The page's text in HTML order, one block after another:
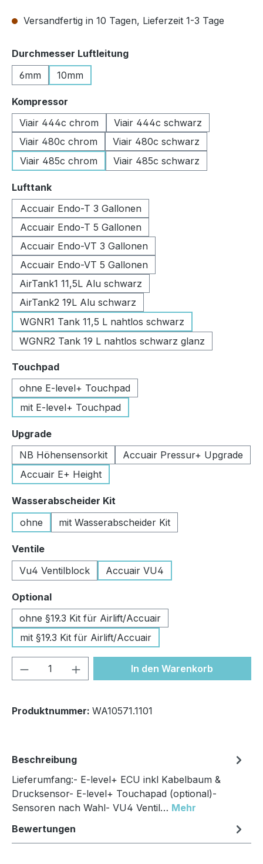
Versandfertig in 10 Tagen, Lieferzeit 1-3 Tage
Durchmesser Luftleitungauswählen
6mm
10mm
Kompressor
Viair 444c chrom
Viair 444c schwarz
Viair 480c chrom
Viair 480c schwarz
Viair 485c chrom
Viair 485c schwarz
Lufttankauswählen
Accuair Endo-T 3 Gallonen
Accuair Endo-T 5 Gallonen
Accuair Endo-VT 3 Gallonen
Accuair Endo-VT 5 Gallonen
AirTank1 11,5L Alu schwarz
AirTank2 19L Alu schwarz
WGNR1 Tank 11,5 L nahtlos schwarz
WGNR2 Tank 19 L nahtlos schwarz glanz
Touchpadauswählen
ohne E-level+ Touchpad
mit E-level+ Touchpad
Upgradeauswählen
NB Höhensensorkit
Accuair Pressur+ Upgrade
Accuair E+ Height
Wasserabscheider Kit
ohne
mit Wasserabscheider Kit
Ventileauswählen
Vu4 Ventilblock
Accuair VU4
Optionalauswählen
ohne §19.3 Kit für Airlift/Accuair
mit §19.3 Kit für Airlift/Accuair
Produkt Anzahl: Gib denIn den Warenkorb
Produktnummer: WA10571.1101
Beschreibung
Lieferumfang:- E-level+ ECU inkl Kabelbaum &
Drucksensor- E-level+ Touchapad (optional)-
Sensoren nach Wahl- VU4 Ventil… Mehr
Bewertungen